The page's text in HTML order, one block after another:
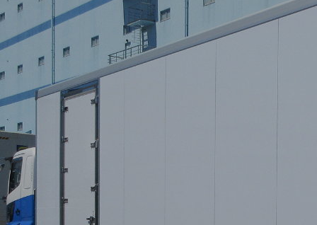
冷蔵・冷凍食品を確実に届ける配送体制
私たちは、冷蔵・冷凍食品の安定した輸送体制を通じて、社会の食の
安全・確実・時間厳守を徹底し、温度管理を要する繊細な貨物を、適
低温輸送を支える足元の信頼性
車両の整備・点検は、食品配送における安全と品質維持の基盤です。
徹底したメンテナンス体制と温度管理設備により、輸送中も高い鮮度